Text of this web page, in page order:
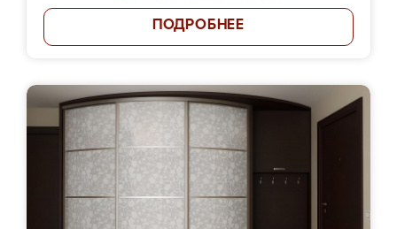
ПОДРОБНЕЕ